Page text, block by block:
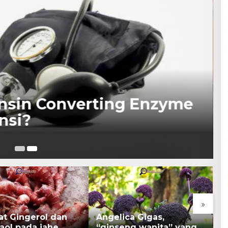
Converting Enzyme
»
Gingerol dan
Angelica Gigas,